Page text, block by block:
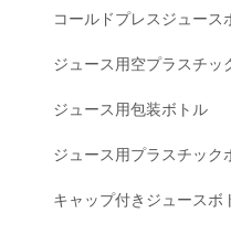
コールドプレスジュース
ジュース用空プラスチッ
ジュース用包装ボトル
ジュース用プラスチック
キャップ付きジュースボ